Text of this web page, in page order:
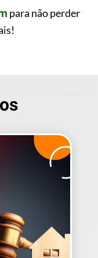
para não perder